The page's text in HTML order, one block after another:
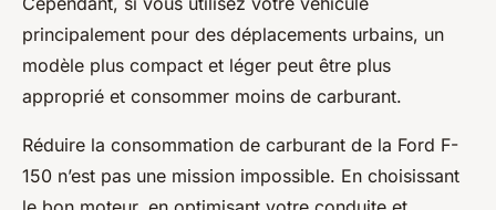
principalement pour des déplacements urbains, un
modèle plus compact et léger peut être plus
approprié et consommer moins de carburant.
Réduire la consommation de carburant de la Ford F-
150 n’est pas une mission impossible. En choisissant